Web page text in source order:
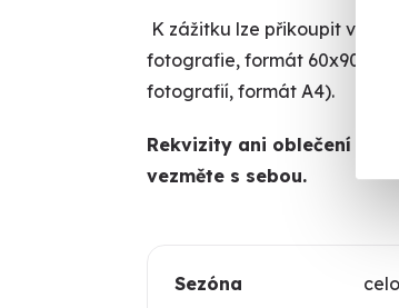
K zážitku lze přikoupit
fotografie, formát 60x90
fotografií, formát A4).
Rekvizity ani oblečení
vezměte s sebou.
Sezóna